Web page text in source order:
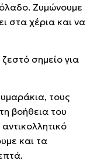
Ζυμώνουμε
στα χέρια και να
σημείο για
τους
βοήθεια του
και τα